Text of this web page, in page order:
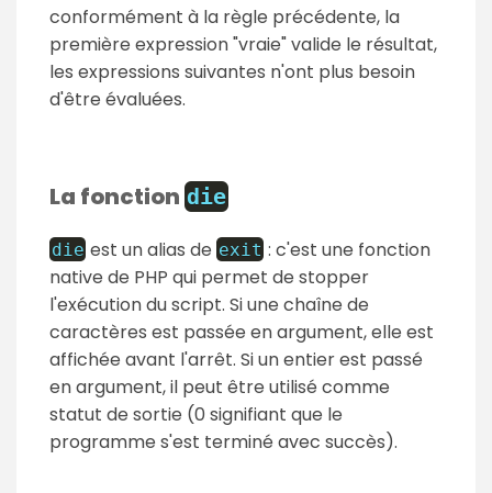
conformément à la règle précédente, la
première expression "vraie" valide le résultat,
les expressions suivantes n'ont plus besoin
d'être évaluées.
La fonction die
die est un alias deexit : c'est une fonction
native de PHP qui permet de stopper
l'exécution du script. Si une chaîne de
caractères est passée en argument, elle est
affichée avant l'arrêt. Si un entier est passé
en argument, il peut être utilisé comme
statut de sortie (0 signifiant que le
programme s'est terminé avec succès).